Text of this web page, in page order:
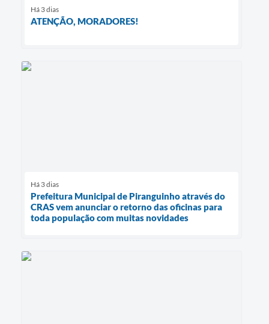
Há 3 dias
ATENÇÃO, MORADORES!
Há 3 dias
Prefeitura Municipal de Piranguinho através do
CRAS vem anunciar o retorno das oficinas para
toda população com muitas novidades